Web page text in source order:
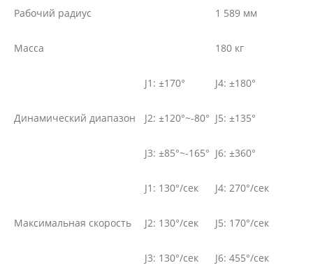
Рабочий радиус 1 589 мм
Масса 180 кг
Динамический диапазон
J1: ±170°
J2: ±120°~-80°
J3: ±85°~-165°
J4: ±180°
J5: ±135°
J6: ±360°
Максимальная скорость
J1: 130°/сек
J2: 130°/сек
J3: 130°/сек
J4: 270°/сек
J5: 170°/сек
J6: 455°/сек